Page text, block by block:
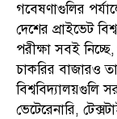
গবেষণাগুলির
দেশের প্রাইভেট
পরীক্ষা সবই
চাকরির বাজারও
বিশ্ববিদ্যালয়গুলি
ভেটেরেনারি,